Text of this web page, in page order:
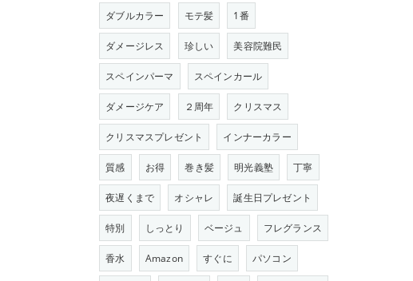
ダブルカラー モテ髪 1番
ダメージレス 珍しい 美容院難民
スペインパーマ スペインカール
ダメージケア ２周年 クリスマス
クリスマスプレゼント インナーカラー
質感 お得 巻き髪 明光義塾 丁寧
夜遅くまで オシャレ 誕生日プレゼント
特別 しっとり ベージュ フレグランス
香水 Amazon すぐに パソコン